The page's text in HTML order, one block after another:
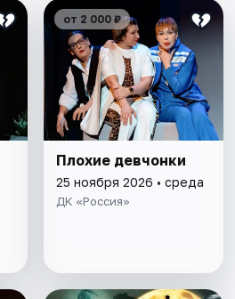
от 2 000 ₽
Плохие девчонки
25 ноября 2026 • среда
ДК «Россия»